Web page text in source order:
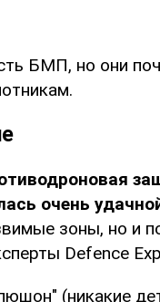
БМП, но они
очень
зоны, но и
Defence
(никакие